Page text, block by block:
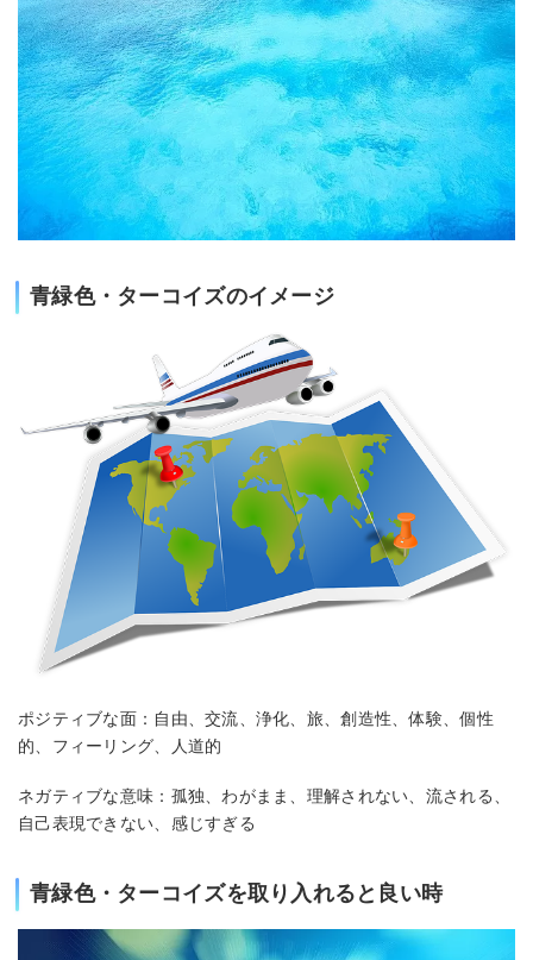
青緑色・ターコイズのイメージ
ポジティブな面：自由、交流、浄化、旅、創造性、体験、個性
的、フィーリング、人道的
ネガティブな意味：孤独、わがまま、理解されない、流される、
自己表現できない、感じすぎる
青緑色・ターコイズを取り入れると良い時